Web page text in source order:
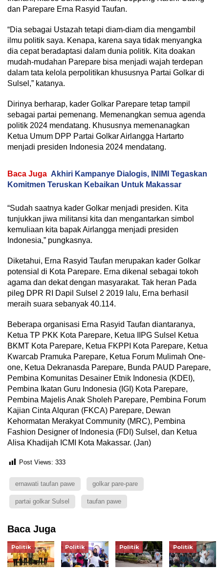
dan Parepare Erna Rasyid Taufan.
“Dia sebagai Ustazah tetapi diam-diam dia mengambil
ilmu politik saya. Kenapa, karena saya tidak menyangka
dia cepat beradaptasi dalam dunia politik. Kita doakan
mudah-mudahan Parepare bisa menjadi wajah terdepan
dalam tata kelola perpolitikan khususnya Partai Golkar di
Sulsel,” katanya.
Dirinya berharap, kader Golkar Parepare tetap tampil
sebagai partai pemenang. Memenangkan semua agenda
politik 2024 mendatang. Khususnya memenanagkan
Ketua Umum DPP Partai Golkar Airlangga Hartarto
menjadi presiden Indonesia 2024 mendatang.
Baca Juga Akhiri Kampanye Dialogis, INIMI Tegaskan
Komitmen Teruskan Kebaikan Untuk Makassar
“Sudah saatnya kader Golkar menjadi presiden. Kita
tunjukkan jiwa militansi kita dan mengantarkan simbol
kemuliaan kita bapak Airlangga menjadi presiden
Indonesia,” pungkasnya.
Diketahui, Erna Rasyid Taufan merupakan kader Golkar
potensial di Kota Parepare. Erna dikenal sebagai tokoh
agama dan dekat dengan masyarakat. Tak heran Pada
pileg DPR RI Dapil Sulsel 2 2019 lalu, Erna berhasil
meraih suara sebanyak 40.114.
Beberapa organisasi Erna Rasyid Taufan diantaranya,
Ketua TP PKK Kota Parepare, Ketua IIPG Sulsel Ketua
BKMT Kota Parepare, Ketua FKPPI Kota Parepare, Ketua
Kwarcab Pramuka Parepare, Ketua Forum Mulimah One-
one, Ketua Dekranasda Parepare, Bunda PAUD Parepare,
Pembina Komunitas Desainer Etnik Indonesia (KDEI),
Pembina Ikatan Guru Indonesia (IGI) Kota Parepare,
Pembina Majelis Anak Sholeh Parepare, Pembina Forum
Kajian Cinta Alquran (FKCA) Parepare, Dewan
Kehormatan Merakyat Community (MRC), Pembina
Fashion Designer of Indonesia (FDI) Sulsel, dan Ketua
Alisa Khadijah ICMI Kota Makassar. (Jan)
Post Views: 333
ernawati taufan pawe golkar pare-pare
partai golkar Sulsel taufan pawe
Baca Juga
Politik Politik Politik Politik